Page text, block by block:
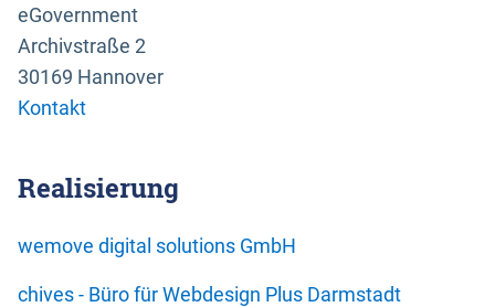
eGovernment
Archivstraße 2
30169 Hannover
Kontakt
Realisierung
wemove digital solutions GmbH
chives - Büro für Webdesign Plus Darmstadt